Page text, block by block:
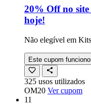
20% Off no site
hoje!
Não elegível em
Este cupom
325 usos utilizados
OM20 Ver cupom
11